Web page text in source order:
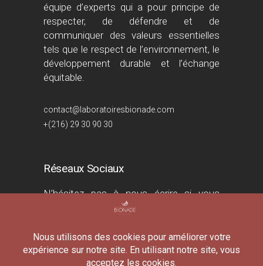
équipe d’experts qui a pour principe de
respecter, de défendre et de
communiquer des valeurs essentielles
tels que le respect de l’environnement, le
développement durable et l’échange
équitable.
contact@laboratoiresbionade.com
+(216) 29 30 90 30
Réseaux Sociaux
N’hésitez pas à nous écrire si vous
souhaitez en savoir plus sur nos produits